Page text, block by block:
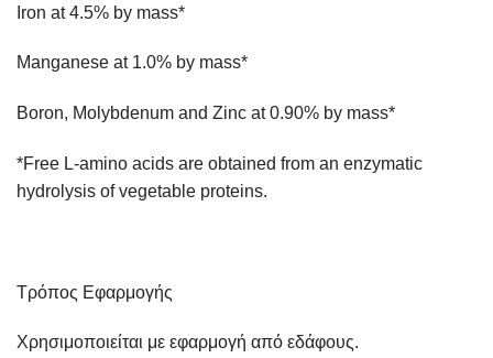
Iron at 4.5% by mass*
Manganese at 1.0% by mass*
Boron, Molybdenum and Zinc at 0.90% by mass*
*Free L-amino acids are obtained from an enzymatic
hydrolysis of vegetable proteins.
Τρόπος Εφαρμογής
Χρησιμοποιείται με εφαρμογή από εδάφους.